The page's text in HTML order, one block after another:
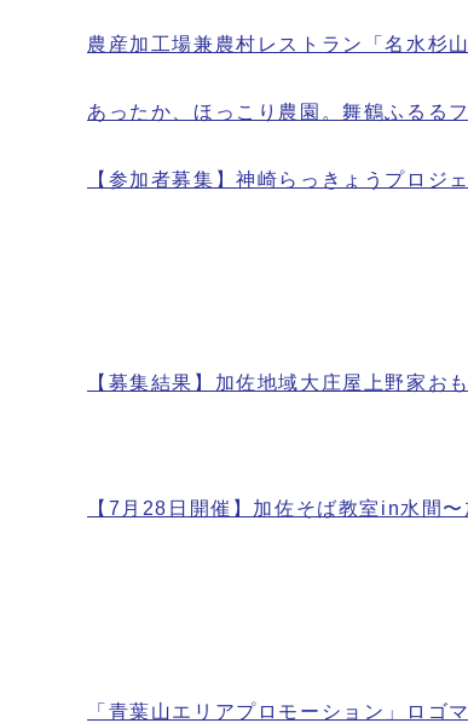
農産加工場兼農村レストラン「名水杉山
あったか、ほっこり農園。舞鶴ふるる
【参加者募集】神崎らっきょうプロジ
【募集結果】加佐地域大庄屋上野家お
【7月28日開催】加佐そば教室in水間
「青葉山エリアプロモーション」ロゴ